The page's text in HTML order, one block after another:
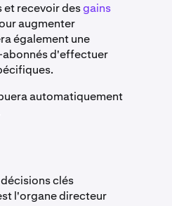
et recevoir desgains
augmenter
également une
abonnés d'effectuer
automatiquement
clés
l'organe directeur